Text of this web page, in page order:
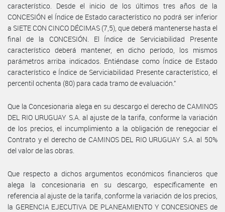
característico. Desde el inicio de los últimos tres años de la
CONCESIÓN el Índice de Estado característico no podrá ser inferior
a SIETE CON CINCO DÉCIMAS (7,5), que deberá mantenerse hasta el
final de la CONCESIÓN. El Índice de Serviciabilidad Presente
característico deberá mantener, en dicho período, los mismos
parámetros arriba indicados. Entiéndase como Índice de Estado
característico e Índice de Serviciabilidad Presente característico, el
percentil ochenta (80) para cada tramo de evaluación.”
Que la Concesionaria alega en su descargo el derecho de CAMINOS
DEL RIO URUGUAY S.A. al ajuste de la tarifa, conforme la variación
de los precios, el incumplimiento a la obligación de renegociar el
Contrato y el derecho de CAMINOS DEL RIO URUGUAY S.A. al 50%
del valor de las obras.
Que respecto a dichos argumentos económicos financieros que
alega la concesionaria en su descargo, específicamente en
referencia al ajuste de la tarifa, conforme la variación de los precios,
la GERENCIA EJECUTIVA DE PLANEAMIENTO Y CONCESIONES de